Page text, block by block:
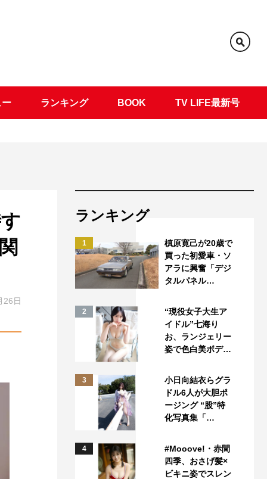
ー ランキング BOOK TV LIFE最新号
26日
ランキング
1
槙原寛己が20歳で
買った初愛車・ソ
アラに興奮「デジ
タルパネル…
2
“現役女子大生ア
イドル”七海り
お、ランジェリー
姿で色白美ボデ…
3
小日向結衣らグラ
ドル6人が大胆ポ
ージング “股”特
化写真集「…
4
#Mooove!・赤間
四季、おさげ髪×
ビキニ姿でスレン